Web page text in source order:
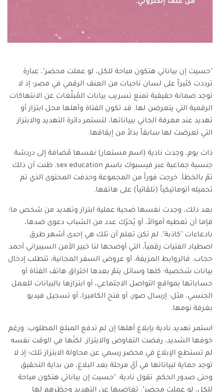
من عنف إلكتروني.
"حسيت إن بياناتي هتكون مباحة للكل، لو عملت محضر"، عبارة
ترددت كثيراً على لسان ناجيات من العنف الرقمي في مصر؛ إذ لا
توجد ضمانة حقيقية تمنع تسريب بيانات المُبلِّغات عن الانتهاكات
الرقمية التي يتعرضن لها. قد تكون الفتاة وأهلها محل ابتزاز أو
تهديد عند معرفة الجاني ببياناتها، لتستمر دائرة التهديد والابتزاز
التي تعرضت لها سابقاً بدلاً من إيقافها.
ذات يوم، وجدت نادية (اسم مستعار) نفسها مُضافة إلى دردشة
جنسية جماعية عبر فيسبوك باسم sex education. ظنت أن ذلك
تمّ بالخطأ. خرجت فوراً من المجموعة وحذفت المحتوى الذي تم
تحميله أتوماتيكياً (تلقائياً) على هاتفها.
بعد ذلك، وجدت نفسها ضحية عملية ابتزاز وتهديد من شخص ما؛
فإما أن تعطيه أموالاً، أو يُحرّك عدد من الشباب دعوى ضدها،
بادعاءات "كاذبة". لم تكن تعلم أن تلك هي إحدى أشهر طرق
اصطياد الفتيات رقمياً، التي أوضحها لنا خبير الأمن السيبراني أحمد
حجاب. فالروابط المزيفة، أو عروض السفر المجانية، تتطلب إدخال
بيانات شخصية؛ كلها وسائل يتمّ بعدها اختراق هاتف الفتاة أو
حساباتها بمواقع التواصل الاجتماعي، أو ابتزازها بالبيانات للعمل
الجنسي، مثل: إرسال صور، أو فتح الكاميرا، أو تسجيل فيديو
بغرفة نومها.
استمر تهديد نادية بإبلاغ أهلها إن لم تدفع المبلغ المطلوب. ورغم
خوفها الشديد، رفضت التفاوض والابتزاز. لكنّها في الوقت نفسه
لم تستطع الإبلاغ في محضر رسمي عن محاولة الابتزاز تلك؛ إذ لا
توجد حماية لبياناتها في أيّ مرحلة بعد البلاغ، من بداية التحقيق
وحتى صدور الحكم. تقول نادية: "حسيت إن بياناتي هتكون مباحة